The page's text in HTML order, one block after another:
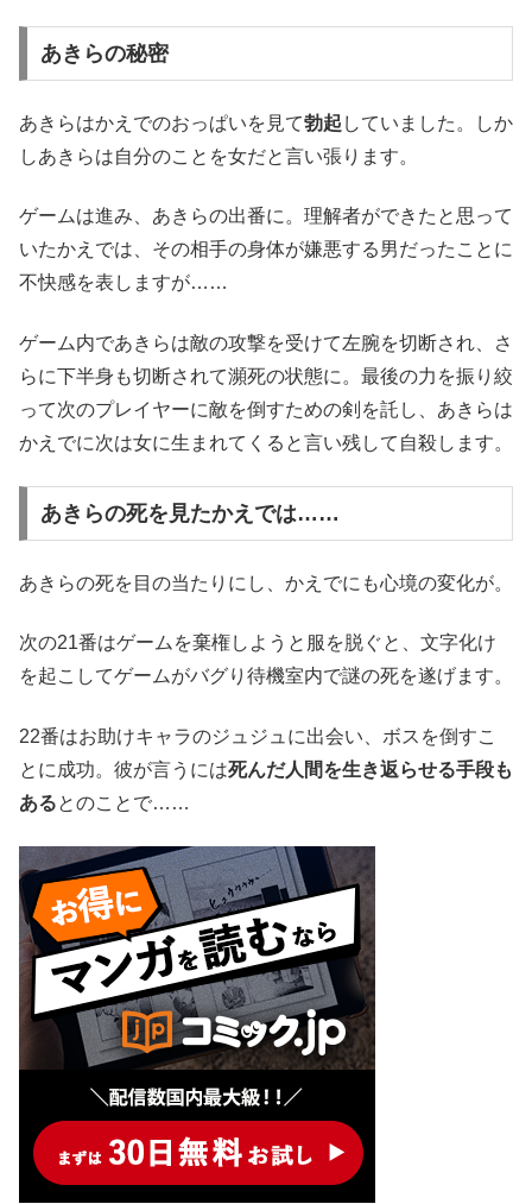
あきらの秘密
あきらはかえでのおっぱいを見て勃起 していました。しか
しあきらは自分のことを女だと言い張ります。
ゲームは進み、あきらの出番に。理解者ができたと思って
いたかえでは、その相手の身体が嫌悪する男だったことに
不快感を表しますが……
ゲーム内であきらは敵の攻撃を受けて左腕を切断され、さ
らに下半身も切断されて瀕死の状態に。最後の力を振り絞
って次のプレイヤーに敵を倒すための剣を託し、あきらは
かえでに次は女に生まれてくると言い残して自殺します。
あきらの死を見たかえでは……
あきらの死を目の当たりにし、かえでにも心境の変化が。
次の21番はゲームを棄権しようと服を脱ぐと、文字化け
を起こしてゲームがバグり待機室内で謎の死を遂げます。
22番はお助けキャラのジュジュに出会い、ボスを倒すこ
とに成功。彼が言うには死んだ人間を生き返らせる手段も
あるとのことで……